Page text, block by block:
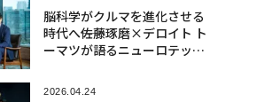
脳科学がクルマを進化させる
時代へ――佐藤琢磨×デロイト ト
ーマツが語るニューロテック
2026.04.24